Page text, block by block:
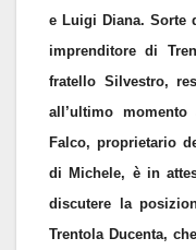
e Luigi Diana. Sorte
imprenditore di
fratello Silvestro,
all’ultimo
Falco, proprietario
di Michele, è in
discutere la
Trentola Ducenta,